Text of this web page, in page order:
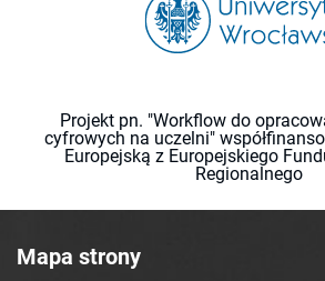
Projekt pn. "Workflow do
cyfrowych na uczelni"
Europejską z Europejskiego
Regionalnego
Mapa strony